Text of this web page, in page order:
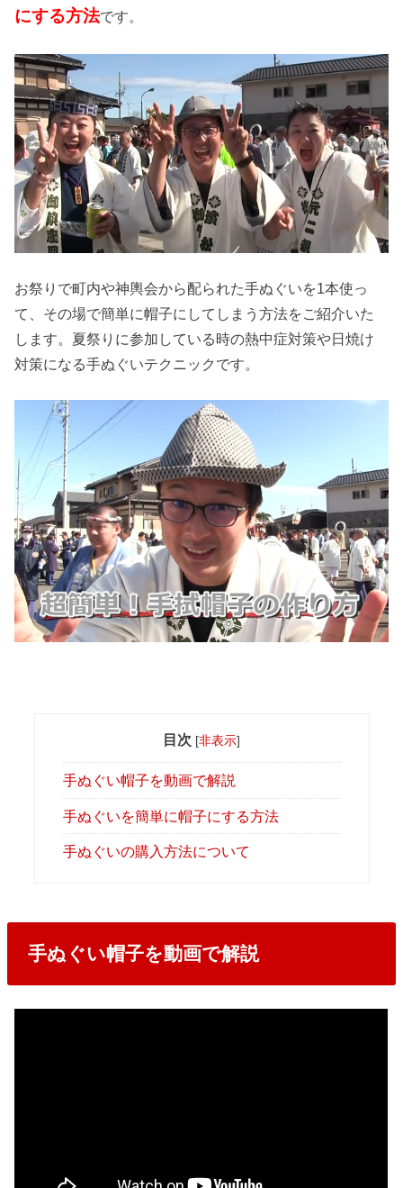
にする方法です。
お祭りで町内や神輿会から配られた手ぬぐいを1本使っ
て、その場で簡単に帽子にしてしまう方法をご紹介いた
します。夏祭りに参加している時の熱中症対策や日焼け
対策になる手ぬぐいテクニックです。
目次 [非表示]
手ぬぐい帽子を動画で解説
手ぬぐいを簡単に帽子にする方法
手ぬぐいの購入方法について
手ぬぐい帽子を動画で解説